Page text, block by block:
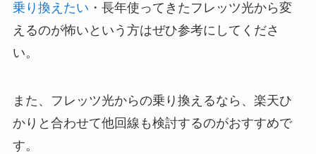
乗り換えたい ・長年使ってきたフレッツ光から変
えるのが怖いという方はぜひ参考にしてくださ
い。
また、フレッツ光からの乗り換えるなら、楽天ひ
かりと合わせて他回線も検討するのがおすすめで
す。